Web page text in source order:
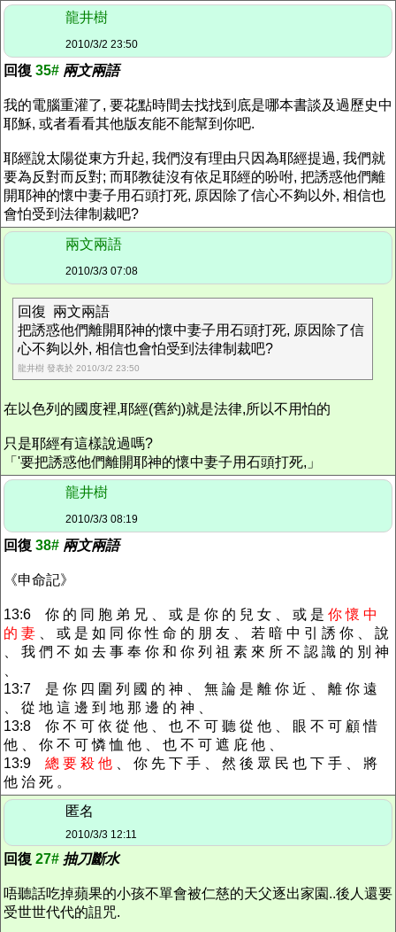
龍井樹
2010/3/2 23:50
回復 35# 兩文兩語
我的電腦重灌了, 要花點時間去找找到底是哪本書談及過歷史中
耶穌, 或者看看其他版友能不能幫到你吧.
耶經說太陽從東方升起, 我們沒有理由只因為耶經提過, 我們就
要為反對而反對; 而耶教徒沒有依足耶經的吩咐, 把誘惑他們離
開耶神的懷中妻子用石頭打死, 原因除了信心不夠以外, 相信也
會怕受到法律制裁吧?
兩文兩語
2010/3/3 07:08
回復 兩文兩語
把誘惑他們離開耶神的懷中妻子用石頭打死, 原因除了信
心不夠以外, 相信也會怕受到法律制裁吧?
龍井樹 發表於 2010/3/2 23:50
在以色列的國度裡,耶經(舊約)就是法律,所以不用怕的
只是耶經有這樣說過嗎?
「'要把誘惑他們離開耶神的懷中妻子用石頭打死,」
龍井樹
2010/3/3 08:19
回復 38# 兩文兩語
《申命記》
13:6 你 的 同 胞 弟 兄 、 或 是 你 的 兒 女 、 或 是 你 懷 中
的 妻 、 或 是 如 同 你 性 命 的 朋 友 、 若 暗 中 引 誘 你 、 說
、 我 們 不 如 去 事 奉 你 和 你 列 祖 素 來 所 不 認 識 的 別 神
13:7 是 你 四 圍 列 國 的 神 、 無 論 是 離 你 近 、 離 你 遠
、 從 地 這 邊 到 地 那 邊 的 神 、
13:8 你 不 可 依 從 他 、 也 不 可 聽 從 他 、 眼 不 可 顧 惜
他 、 你 不 可 憐 恤 他 、 也 不 可 遮 庇 他 、
13:9 總 要 殺 他 、 你 先 下 手 、 然 後 眾 民 也 下 手 、 將
他 治 死 。
匿名
2010/3/3 12:11
回復 27# 抽刀斷水
唔聽話吃掉蘋果的小孩不單會被仁慈的天父逐出家園..後人還要
受世世代代的詛咒.